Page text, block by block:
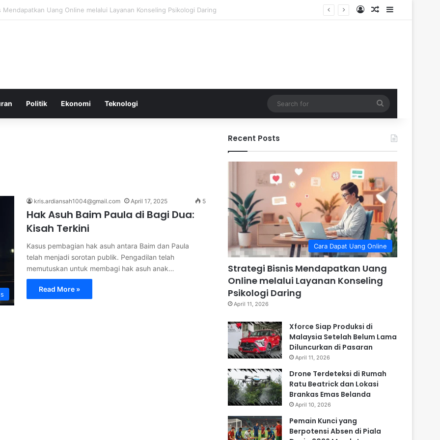
di Malaysia Setelah Belum Lama Diluncurkan di Pasaran Log InRandom Article
Sidebar
Politik Ekonomi Teknologi
for
kris.ardiansah1004@gmail.com April 17, 2025 5
Hak Asuh Baim Paula di Bagi Dua:
Kisah Terkini
Kasus pembagian hak asuh antara Baim dan Paula
telah menjadi sorotan publik. Pengadilan telah
memutuskan untuk membagi hak asuh anak…
Read More »
Recent Posts
Cara Dapat Uang Online
Strategi Bisnis Mendapatkan Uang
Online melalui Layanan Konseling
Psikologi Daring
April 11, 2026
Xforce Siap Produksi di
Malaysia Setelah Belum Lama
Diluncurkan di Pasaran
April 11, 2026
Drone Terdeteksi di Rumah
Ratu Beatrick dan Lokasi
Brankas Emas Belanda
April 10, 2026
Pemain Kunci yang
Berpotensi Absen di Piala